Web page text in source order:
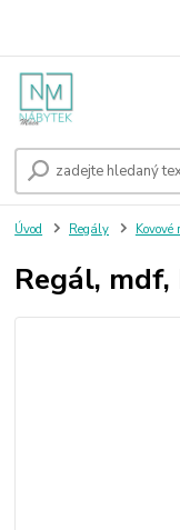
Úvod Regály Kovové
Regál,